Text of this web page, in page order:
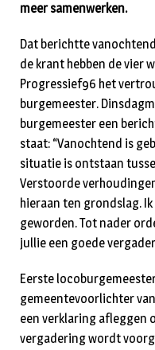
meer samenwerken.
Dat berichtte
de krant hebben de vier
Progressief96 het
burgemeester.
burgemeester een
staat: “Vanochtend is
situatie is ontstaan
Verstoorde
hieraan ten grondslag.
geworden. Tot nader
jullie een goede
Eerste
gemeentevoorlichter
een verklaring afleggen
vergadering wordt